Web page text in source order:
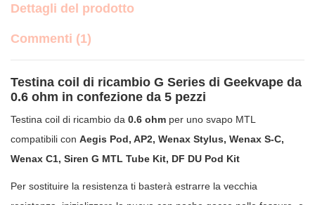
Dettagli del prodotto
Commenti (1)
Testina coil di ricambio G Series di Geekvape da
0.6 ohm in confezione da 5 pezzi
Testina coil di ricambio da 0.6 ohm per uno svapo MTL
compatibili con Aegis Pod, AP2, Wenax Stylus, Wenax S-C,
Wenax C1, Siren G MTL Tube Kit, DF DU Pod Kit
Per sostituire la resistenza ti basterà estrarre la vecchia